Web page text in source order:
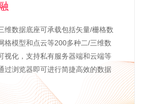
维数据底座可承载包括矢量/栅格数
格模型和点云等200多种二/三维数
视化，支持私有服务器端和云端等
过浏览器即可进行简捷高效的数据